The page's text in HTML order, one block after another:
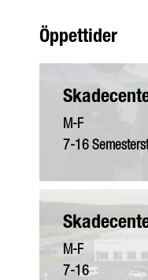
Öppettider
M-F
7-16
M-F
7-16